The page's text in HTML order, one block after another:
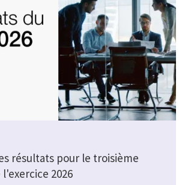
résultats pour le troisième
2026